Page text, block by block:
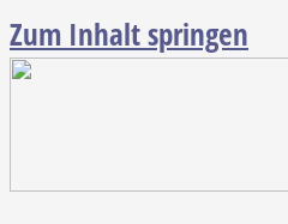
Zum Inhalt springen